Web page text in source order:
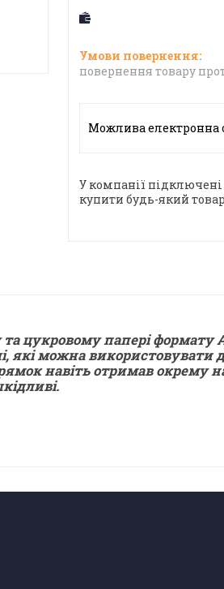
повернення товару
У компанії
купити будь-який
цукровому папері формату
можна використовувати
навіть отримав окрему